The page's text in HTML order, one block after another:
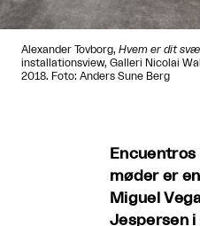
Alexander Tovborg, Hvem er dit
installationsview, Galleri Nicolai
2018. Foto: Anders Sune Berg
møder er
Miguel
Jespersen i